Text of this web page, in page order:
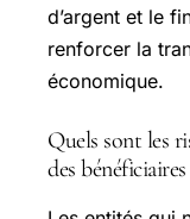
d’argent et le
renforcer la
économique.
Quels sont les
des